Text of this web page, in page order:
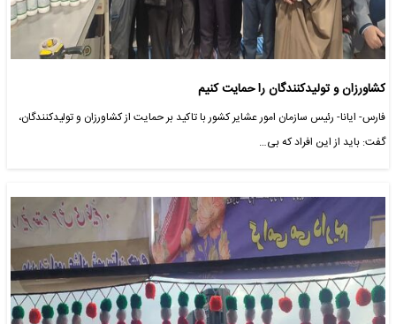
کشاورزان و تولیدکنندگان را حمایت کنیم
فارس- ایانا- رئیس سازمان امور عشایر کشور با تاکید بر حمایت از کشاورزان و تولیدکنندگان،
گفت: باید از این افراد که بی…